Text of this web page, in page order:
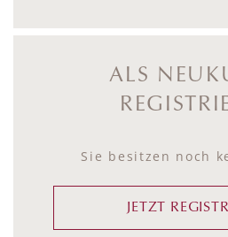
ALS
Sie besitzen noch
JETZT